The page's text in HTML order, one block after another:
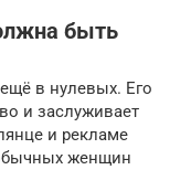
быть
в нулевых. Его
и заслуживает
и рекламе
женщин